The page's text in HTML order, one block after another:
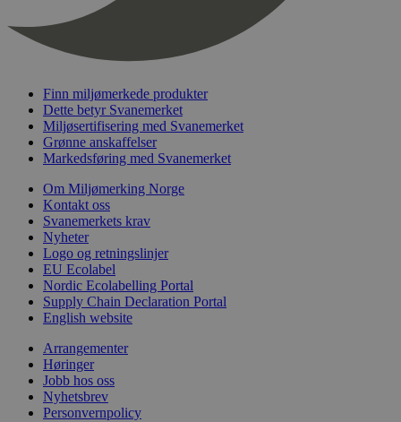
Finn miljømerkede produkter
Dette betyr Svanemerket
Miljøsertifisering med Svanemerket
Grønne anskaffelser
Markedsføring med Svanemerket
Om Miljømerking Norge
Kontakt oss
Svanemerkets krav
Nyheter
Logo og retningslinjer
EU Ecolabel
Nordic Ecolabelling Portal
Supply Chain Declaration Portal
English website
Arrangementer
Høringer
Jobb hos oss
Nyhetsbrev
Personvernpolicy